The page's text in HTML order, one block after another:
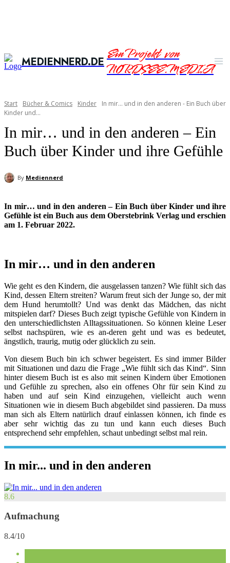
MEDIENNERD.DEEin Projekt von
NORDSEE.MEDIA
Start Bücher & Comics Kinder
In mir... und in den anderen - Ein Buch über
Kinder und...
In mir… und in den anderen – Ein
Buch über Kinder und ihre Gefühle
By Mediennerd
In mir… und in den anderen – Ein Buch über Kinder und ihre
Gefühle ist ein Buch aus dem Oberstebrink Verlag und erschien
am 1. Februar 2022.
In mir… und in den anderen
Wie geht es den Kindern, die ausgelassen tanzen? Wie fühlt sich das
Kind, dessen Eltern streiten? Warum freut sich der Junge so, der mit
dem Hund herumtollt? Und was denkt das Mädchen, das nicht
mitspielen darf? Dieses Buch zeigt typische Gefühle von Kindern in
den unterschiedlichsten Alltagssituationen. So können kleine Leser
selbst nachspüren, wie es an-deren geht und was es bedeutet,
ängstlich, traurig, mutig oder glücklich zu sein.
Von diesem Buch bin ich schwer begeistert. Es sind immer Bilder
mit Situationen und dazu die Frage „Wie fühlt sich das Kind“. Sinn
hinter diesem Buch ist es also mit seinen Kindern über Emotionen
und Gefühle zu sprechen, also ein offenes Ohr für sein Kind zu
haben und auf sein Kind einzugehen, vielleicht auch wenn
Situationen wie in diesem Buch abgebildet sind passieren. Da muss
man sich als Eltern natürlich drauf einlassen können, ich finde es
aber sehr wichtig das zu tun und kann euch dieses Buch
entsprechend sehr empfehlen, schaut unbedingt selbst mal rein.
In mir... und in den anderen
8.6
Aufmachung
8.4/10